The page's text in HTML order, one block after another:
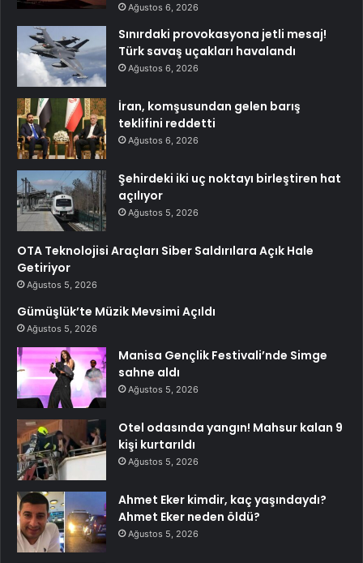
Ağustos 6, 2026
Sınırdaki provokasyona jetli mesaj!
Türk savaş uçakları havalandı
Ağustos 6, 2026
İran, komşusundan gelen barış
teklifini reddetti
Ağustos 6, 2026
Şehirdeki iki uç noktayı birleştiren hat
açılıyor
Ağustos 5, 2026
OTA Teknolojisi Araçları Siber Saldırılara Açık Hale
Getiriyor
Ağustos 5, 2026
Gümüşlük’te Müzik Mevsimi Açıldı
Ağustos 5, 2026
Manisa Gençlik Festivali’nde Simge
sahne aldı
Ağustos 5, 2026
Otel odasında yangın! Mahsur kalan 9
kişi kurtarıldı
Ağustos 5, 2026
Ahmet Eker kimdir, kaç yaşındaydı?
Ahmet Eker neden öldü?
Ağustos 5, 2026